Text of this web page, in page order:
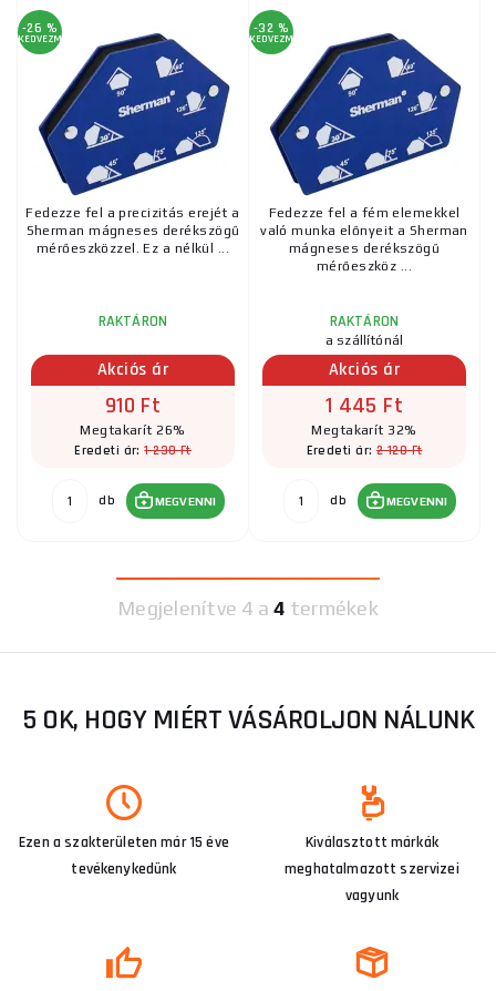
-26 %
KEDVEZMÉNY
Fedezze fel a precizitás erejét a
Sherman mágneses derékszögű
mérőeszközzel. Ez a nélkül ...
RAKTÁRON
Akciós ár
910 Ft
Megtakarít 26%
Eredeti ár:1 230 Ft
db MEGVENNI
-32 %
KEDVEZMÉNY
Fedezze fel a fém elemekkel
való munka előnyeit a Sherman
mágneses derékszögű
mérőeszköz ...
RAKTÁRON
a szállítónál
Akciós ár
1 445 Ft
Megtakarít 32%
Eredeti ár:2 120 Ft
db MEGVENNI
Megjelenítve 4 a4 termékek
5 OK, HOGY MIÉRT VÁSÁROLJON NÁLUNK
Ezen a szakterületen már 15 éve
tevékenykedünk
Kiválasztott márkák
meghatalmazott szervizei
vagyunk